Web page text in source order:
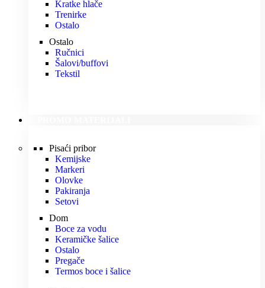
Kratke hlače
Trenirke
Ostalo
Ostalo
Ručnici
Šalovi/buffovi
Tekstil
Pisaći pribor
Kemijske
Markeri
Olovke
Pakiranja
Setovi
Dom
Boce za vodu
Keramičke šalice
Ostalo
Pregače
Termos boce i šalice